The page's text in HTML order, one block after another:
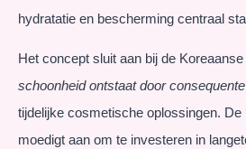
hydratatie en bescherming centraal
Het concept sluit aan bij de
schoonheid ontstaat door
tijdelijke cosmetische oplossingen. De
moedigt aan om te investeren in